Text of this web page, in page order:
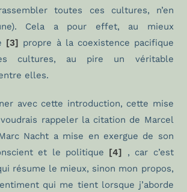
toutes ces cultures, n’en
Cela a pour effet, au mieux
[3] propre à la coexistence pacifique
cultures, au pire un véritable
elles.
avec cette introduction, cette mise
rappeler la citation de Marcel
Nacht a mise en exergue de son
et le politique [4] , car c’est
résume le mieux, sinon mon propos,
qui me tient lorsque j’aborde